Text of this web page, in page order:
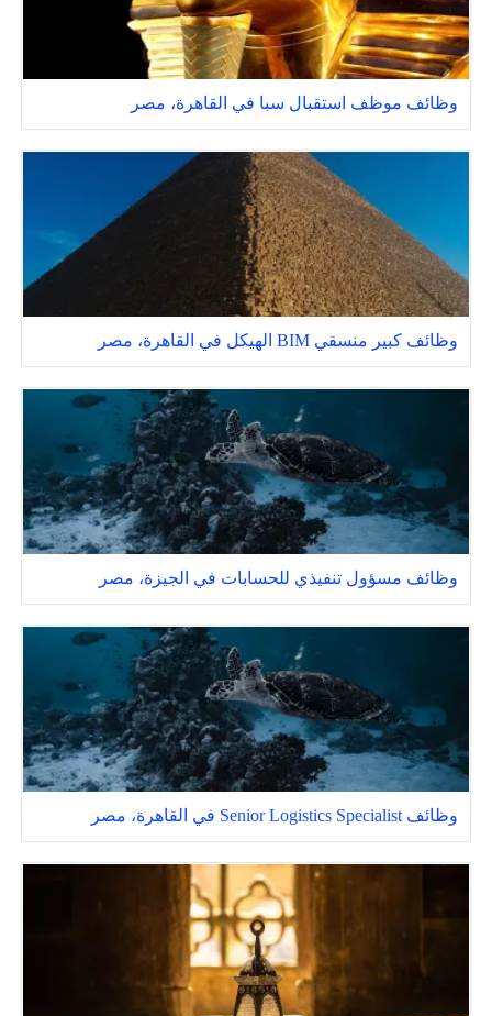
وظائف موظف استقبال سبا في القاهرة، مصر
وظائف كبير منسقي BIM الهيكل في القاهرة، مصر
وظائف مسؤول تنفيذي للحسابات في الجيزة، مصر
وظائف Senior Logistics Specialist في القاهرة، مصر